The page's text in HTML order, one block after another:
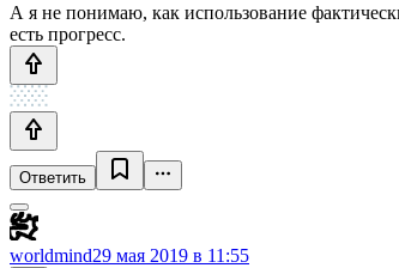
А я не понимаю, как использование
есть прогресс.
Ответить
worldmind29 мая 2019 в 11:55